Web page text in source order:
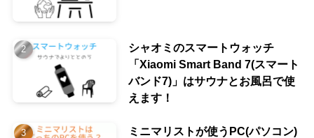
シャオミのスマートウォッチ
「Xiaomi Smart Band 7(スマート
バンド7)」はサウナとお風呂で使
えます！
ミニマリストが使うPC(パソコン)